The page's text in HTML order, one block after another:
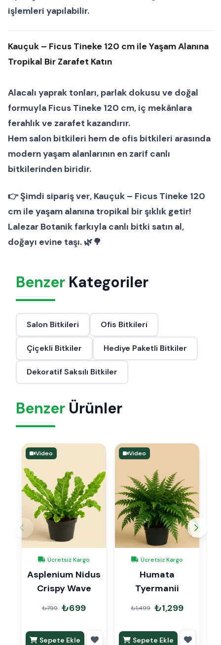
işlemleri yapılabilir.
Kauçuk – Ficus Tineke 120 cm ile Yaşam Alanına
Tropikal Bir Zarafet Katın
Alacalı yaprak tonları, parlak dokusu ve doğal
formuyla Ficus Tineke 120 cm, iç mekânlara
ferahlık ve zarafet kazandırır.
Hemsalon bitkileri hem de ofis bitkileri arasında
modern yaşam alanlarının en zarif canlı
bitkilerinden biridir.
👉Şimdi sipariş ver, Kauçuk – Ficus Tineke 120
cm ile yaşam alanına tropikal bir şıklık getir!
Lalezar Botanik farkıyla canlı bitki satın al,
doğayı evine taşı. 🌿🌳
Benzer Kategoriler
Salon Bitkileri Ofis Bitkileri
Çiçekli Bitkiler Hediye Paketli Bitkiler
Dekoratif Saksılı Bitkiler
Benzer Ürünler
Video
Ücretsiz Kargo
Asplenium Nidus
Crispy Wave
₺799 ₺699
Sepete Ekle
Video
Ücretsiz Kargo
Humata
Tyermanii
₺1,499 ₺1,299
Sepete Ekle